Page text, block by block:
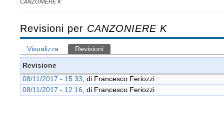
CANZONIERE K
Revisioni per CANZONIERE K
Schede primarie
Visualizza Revisioni
Revisione
08/11/2017 - 15:33 , di Francesco Feriozzi
08/11/2017 - 12:16 , di Francesco Feriozzi